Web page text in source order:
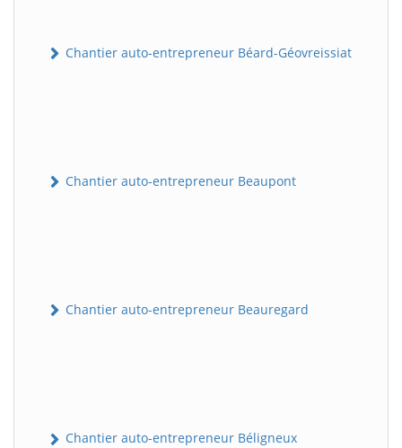
Chantier auto-entrepreneur Béard-Géovreissiat
Chantier auto-entrepreneur Beaupont
Chantier auto-entrepreneur Beauregard
Chantier auto-entrepreneur Béligneux